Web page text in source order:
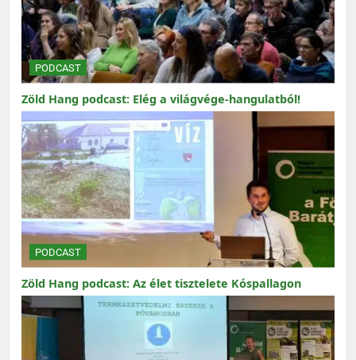
PODCAST
Zöld Hang podcast: Elég a világvége-hangulatból!
PODCAST
Zöld Hang podcast: Az élet tisztelete Kóspallagon